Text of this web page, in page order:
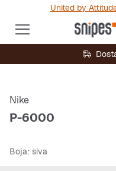
United by
Nike
P-6000
Boja: siva